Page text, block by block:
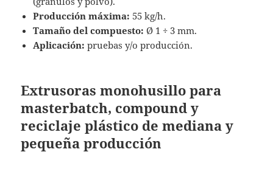
Producción máxima: 55 kg/h.
Tamaño del compuesto: Ø 1 ÷ 3 mm.
Aplicación: pruebas y/o producción.
Extrusoras monohusillo para
masterbatch, compound y
reciclaje plástico de mediana y
pequeña producción